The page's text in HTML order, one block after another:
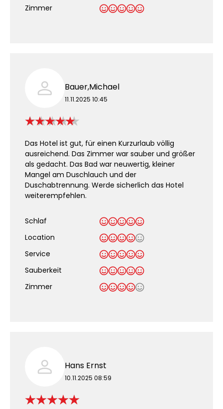
Zimmer
Bauer,Michael
11.11.2025 10:45
Das Hotel ist gut, für einen Kurzurlaub völlig
ausreichend. Das Zimmer war sauber und größer
als gedacht. Das Bad war neuwertig, kleiner
Mangel am Duschlauch und der
Duschabtrennung. Werde sicherlich das Hotel
weiterempfehlen.
Schlaf
Location
Service
Sauberkeit
Zimmer
Hans Ernst
10.11.2025 08:59